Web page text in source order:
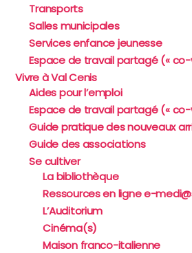
Transports
Salles municipales
Services enfance jeunesse
Espace de travail partagé (« co-
Vivre à Val Cenis
Aides pour l’emploi
Espace de travail partagé (« co-
Guide pratique des nouveaux
Guide des associations
Se cultiver
La bibliothèque
Ressources en ligne e-
L’Auditorium
Cinéma(s)
Maison franco-italienne